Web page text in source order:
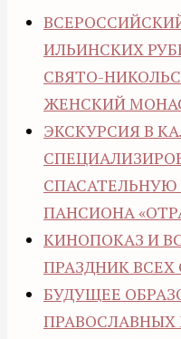
ИЛЬИНСКИХ
СВЯТО-
ЖЕНСКИЙ
ЭКСКУРСИЯ В
ПАНСИОНА
КИНОПОКАЗ И
ПРАЗДНИК
БУДУЩЕЕ
ПРАВОСЛАВНЫХ